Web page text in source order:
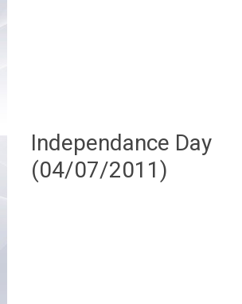
Independance Day
(04/07/2011)